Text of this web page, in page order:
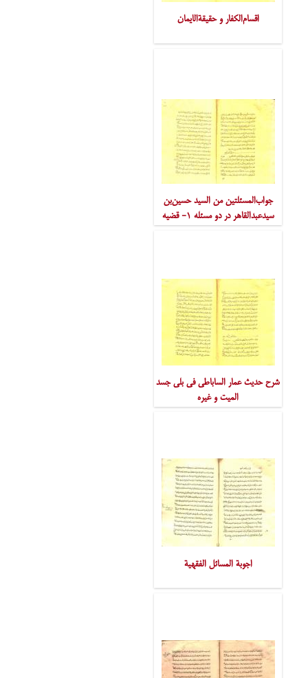
اقسام‌الکفار و حقیقةالایمان
جواب‌المسئلتین من السید حسین‌بن
سیدعبدالقاهر در دو مسئله ‎۱- قضیه
موسی و خضر ‎۲- رجعت
شرح حدیث عمار الساباطی فی بلی جسد
المیت و غیره
اجوبة المسائل الفقهیة